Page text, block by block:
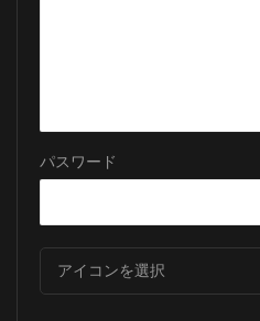
パスワード
アイコンを選択